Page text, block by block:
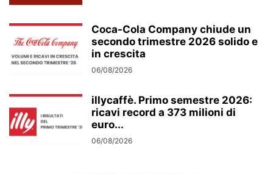
Coca-Cola Company chiude un
secondo trimestre 2026 solido e
in crescita
06/08/2026
illycaffè. Primo semestre 2026:
ricavi record a 373 milioni di
euro...
06/08/2026